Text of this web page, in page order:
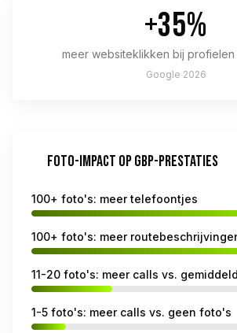
+35%
meer websiteklikken bij
Google 2026
FOTO-IMPACT OP GBP-PRESTATIES
100+ foto's: meer telefoontjes
100+ foto's: meer
11-20 foto's: meer calls vs. gemiddeld
1-5 foto's: meer calls vs. geen foto's